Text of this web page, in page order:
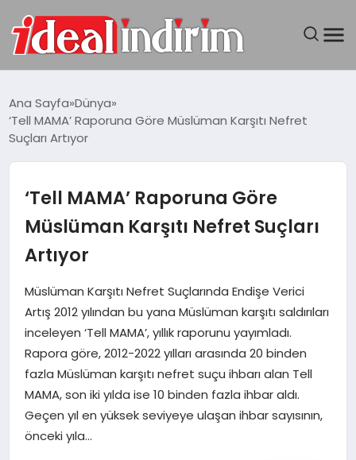
BILGISAYAR
TEKNOLOJI
YAŞAM
Ana Sayfa Dünya
‘Tell MAMA’ Raporuna Göre Müslüman Karşıtı Nefret
Suçları Artıyor
‘Tell MAMA’ Raporuna Göre
Müslüman Karşıtı Nefret Suçları
Artıyor
Müslüman Karşıtı Nefret Suçlarında Endişe Verici
Artış 2012 yılından bu yana Müslüman karşıtı saldırıları
inceleyen ‘Tell MAMA’, yıllık raporunu yayımladı.
Rapora göre, 2012-2022 yılları arasında 20 binden
fazla Müslüman karşıtı nefret suçu ihbarı alan Tell
MAMA, son iki yılda ise 10 binden fazla ihbar aldı.
Geçen yıl en yüksek seviyeye ulaşan ihbar sayısının,
önceki yıla…